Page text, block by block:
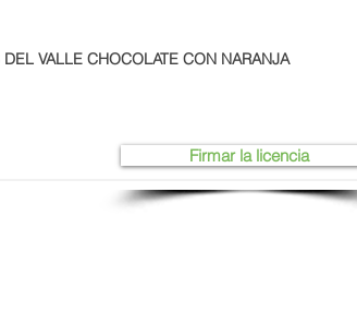
VALLE CHOCOLATE CON NARANJA
Firmar la licencia